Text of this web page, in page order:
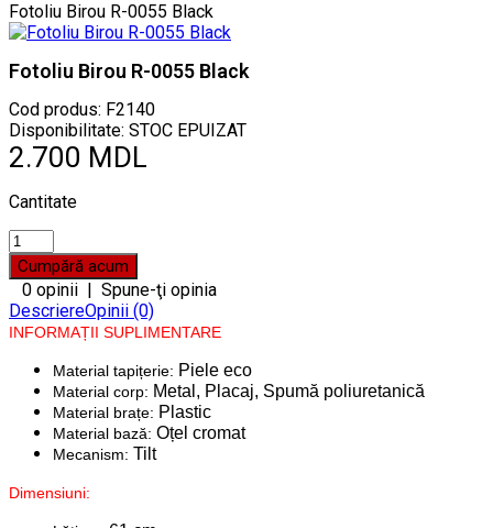
Fotoliu Birou R-0055 Black
Fotoliu Birou R-0055 Black
Cod produs: F2140
Disponibilitate: STOC EPUIZAT
2.700 MDL
Cantitate
0 opinii | Spune-ţi opinia
DescriereOpinii (0)
INFORMAȚII SUPLIMENTARE
Material tapițerie: Piele eco
Material corp: Metal, Placaj, Spumă poliuretanică
Material brațe: Plastic
Material bază: Oțel cromat
Mecanism: Tilt
Dimensiuni: